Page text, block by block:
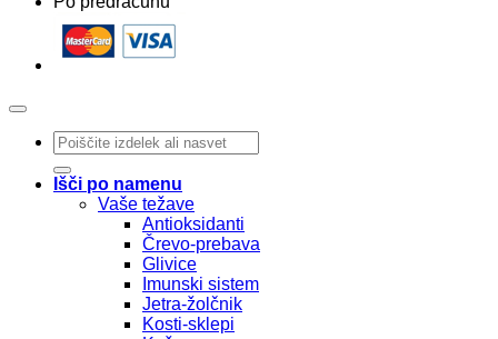
Išči:
Išči po namenu
Vaše težave
Antioksidanti
Črevo-prebava
Glivice
Imunski sistem
Jetra-žolčnik
Kosti-sklepi